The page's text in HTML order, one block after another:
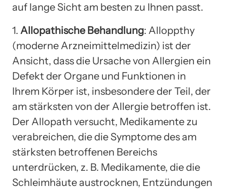
auf lange Sicht am besten zu Ihnen passt.
1. Allopathische Behandlung: Alloppthy
(moderne Arzneimittelmedizin) ist der
Ansicht, dass die Ursache von Allergien ein
Defekt der Organe und Funktionen in
Ihrem Körper ist, insbesondere der Teil, der
am stärksten von der Allergie betroffen ist.
Der Allopath versucht, Medikamente zu
verabreichen, die die Symptome des am
stärksten betroffenen Bereichs
unterdrücken, z. B. Medikamente, die die
Schleimhäute austrocknen, Entzündungen